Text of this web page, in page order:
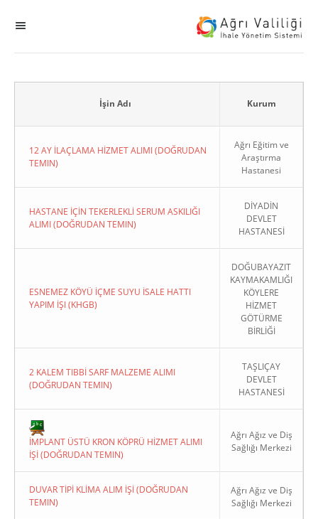
KHGB
İşin Adı Kurum
12 AY İLAÇLAMA HİZMET ALIMI (DOĞRUDAN
TEMIN)
Ağrı Eğitim ve
Araştırma
Hastanesi
HASTANE İÇİN TEKERLEKLİ SERUM ASKILIĞI
ALIMI (DOĞRUDAN TEMIN)
DİYADİN
DEVLET
HASTANESİ
ESNEMEZ KÖYÜ İÇME SUYU İSALE HATTI
YAPIM İŞI (KHGB)
DOĞUBAYAZIT
KAYMAKAMLIĞI
KÖYLERE
HİZMET
GÖTÜRME
BİRLİĞİ
2 KALEM TIBBİ SARF MALZEME ALIMI
(DOĞRUDAN TEMIN)
TAŞLIÇAY
DEVLET
HASTANESİ
İMPLANT ÜSTÜ KRON KÖPRÜ HİZMET ALIMI
İŞİ (DOĞRUDAN TEMIN)
Ağrı Ağız ve Diş
Sağlığı Merkezi
DUVAR TİPİ KLİMA ALIM İŞİ (DOĞRUDAN
TEMIN)
Ağrı Ağız ve Diş
Sağlığı Merkezi